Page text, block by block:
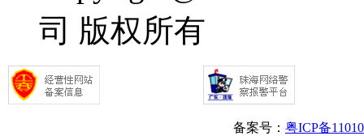
司 版权所有
备案号： 粤ICP备